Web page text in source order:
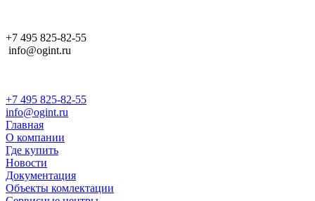
+7 495 825-82-55
info@ogint.ru
+7 495 825-82-55
info@ogint.ru
Главная
О компании
Где купить
Новости
Документация
Объекты комлектации